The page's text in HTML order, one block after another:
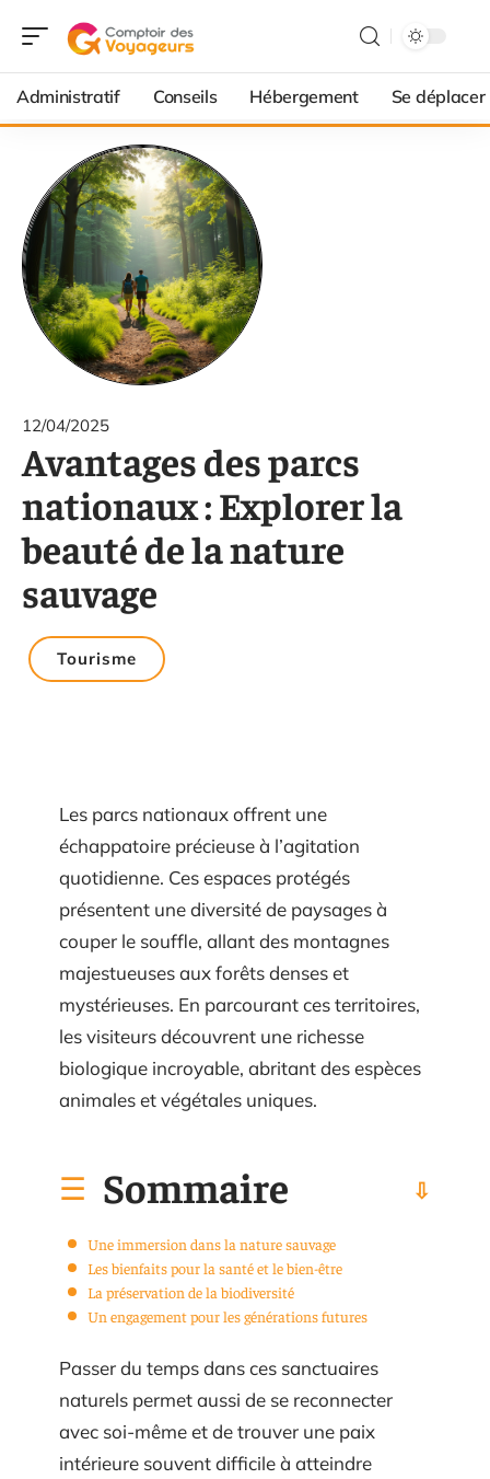
Administratif Conseils Hébergement Se déplacer
12/04/2025
Avantages des parcs
nationaux : Explorer la
beauté de la nature
sauvage
Tourisme
Les parcs nationaux offrent une
échappatoire précieuse à l’agitation
quotidienne. Ces espaces protégés
présentent une diversité de paysages à
couper le souffle, allant des montagnes
majestueuses aux forêts denses et
mystérieuses. En parcourant ces territoires,
les visiteurs découvrent une richesse
biologique incroyable, abritant des espèces
animales et végétales uniques.
Sommaire
Une immersion dans la nature sauvage
Les bienfaits pour la santé et le bien-être
La préservation de la biodiversité
Un engagement pour les générations futures
Passer du temps dans ces sanctuaires
naturels permet aussi de se reconnecter
avec soi-même et de trouver une paix
intérieure souvent difficile à atteindre